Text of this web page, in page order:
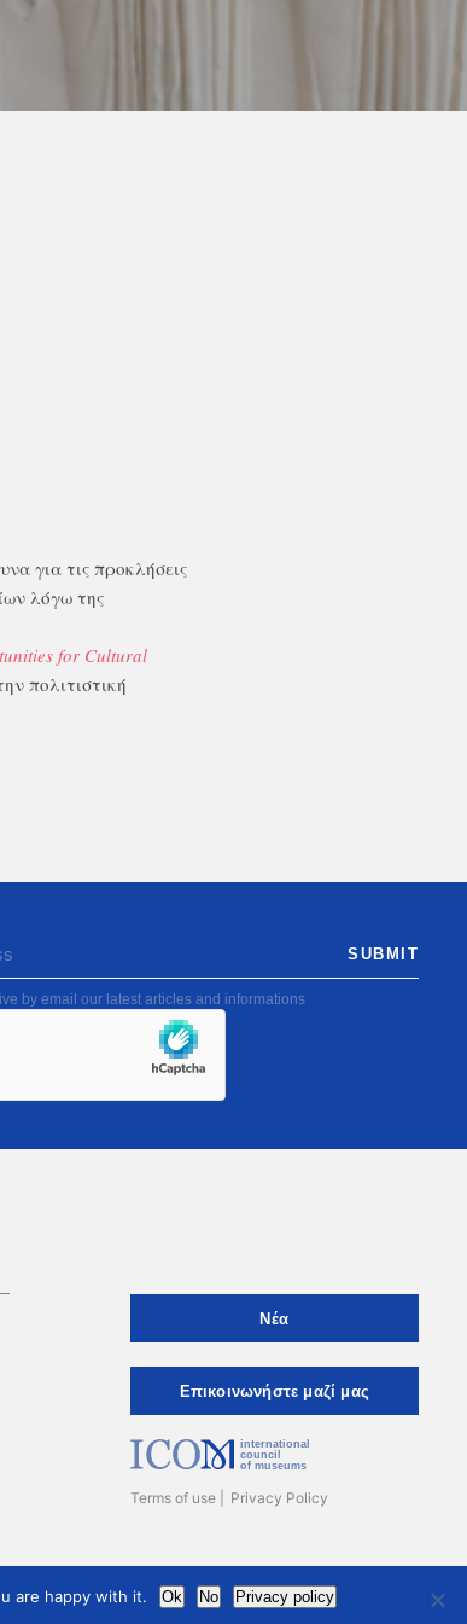
για τις προκλήσεις
λόγω της
for Cultural
πολιτιστική
by email our latest articles and informations
Νέα
Eπικοινωνήστε μαζί μας
international
council
of museums
Terms of use Privacy Policy
are happy with it. Ok No Privacy policy